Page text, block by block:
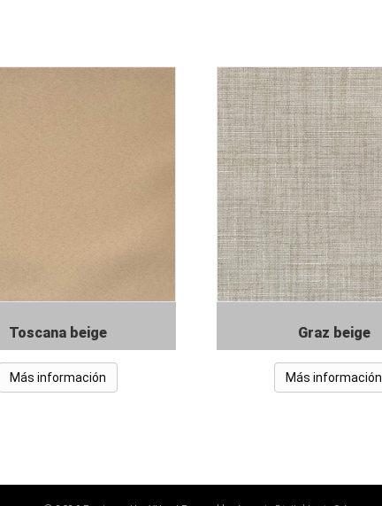
Toscana beige
Más información
Graz beige
Más información